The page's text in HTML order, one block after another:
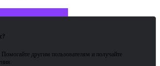
Помогайте другим пользователям и получайте